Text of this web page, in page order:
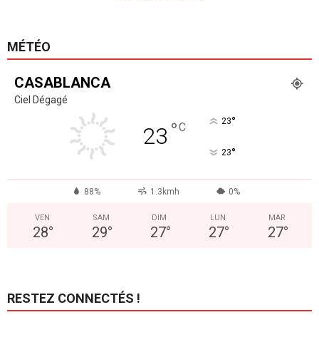
MÉTÉO
CASABLANCA
Ciel Dégagé
23 °C 23°
23°
88% 1.3kmh 0%
VEN
28°
SAM
29°
DIM
27°
LUN
27°
MAR
27°
RESTEZ CONNECTÉS !